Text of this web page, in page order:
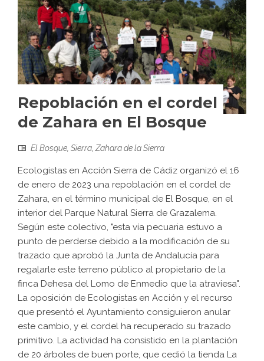
Repoblación en el cordel
de Zahara en El Bosque
El Bosque, Sierra,Zahara de la Sierra
Ecologistas en Acción Sierra de Cádiz organizó el 16
de enero de 2023 una repoblación en el cordel de
Zahara, en el término municipal de El Bosque, en el
interior del Parque Natural Sierra de Grazalema.
Según este colectivo, "esta vía pecuaria estuvo a
punto de perderse debido a la modificación de su
trazado que aprobó la Junta de Andalucía para
regalarle este terreno público al propietario de la
finca Dehesa del Lomo de Enmedio que la atraviesa".
La oposición de Ecologistas en Acción y el recurso
que presentó el Ayuntamiento consiguieron anular
este cambio, y el cordel ha recuperado su trazado
primitivo. La actividad ha consistido en la plantación
de 20 árboles de buen porte, que cedió la tienda La